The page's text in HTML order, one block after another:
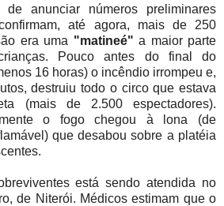
de anunciar números preliminares
até agora, mais de 250
era uma "matineé"a maior parte
Pouco antes do final do
16 horas) o incêndio irrompeu e,
destruiu todo o circo que estava
(mais de 2.500 espectadores).
o fogo chegou à lona (de
que desabou sobre a platéia
está sendo atendida no
de Niterói. Médicos estimam que o